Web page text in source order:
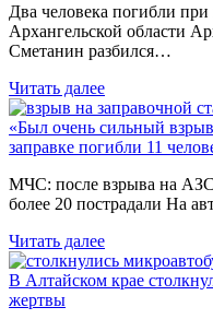
Два человека погибли
Архангельской области
Сметанин разбился…
Читать далее
«Был очень сильный
заправке погибли 11
МЧС: после взрыва на АЗС
более 20 пострадали На
Читать далее
В Алтайском крае
жертвы